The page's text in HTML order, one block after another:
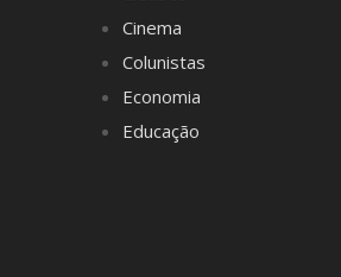
Cinema
Colunistas
Economia
Educação